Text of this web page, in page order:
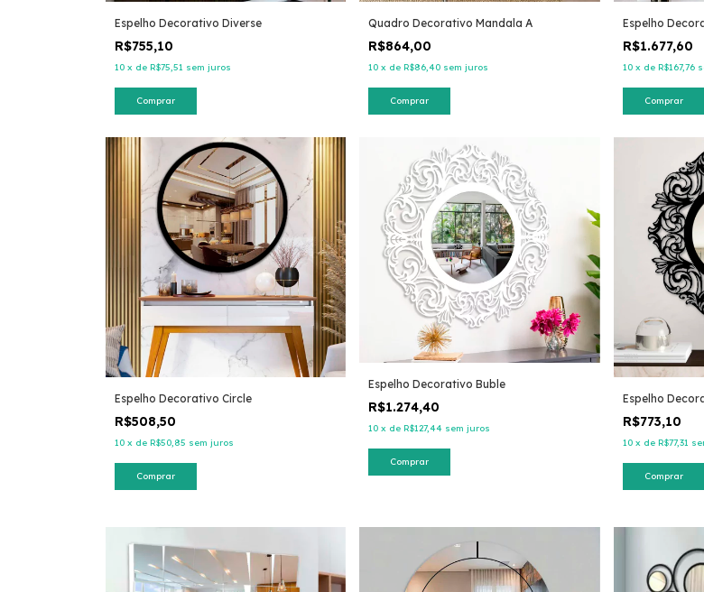
Espelho Decorativo Diverse
R$755,10
10 x de R$75,51 sem juros
Comprar
Quadro Decorativo Mandala A
R$864,00
10 x deR$86,40 sem juros
Comprar
Espelho
R$1.677,60
10 x de R$167,76
Comprar
Espelho Decorativo Circle
R$508,50
10 x de R$50,85 sem juros
Comprar
Espelho Decorativo Buble
R$1.274,40
10 x deR$127,44 sem juros
Comprar
Espelho
R$773,10
10 x de R$77,31
Comprar